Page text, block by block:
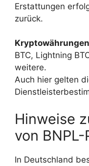
Erstattungen
zurück.
BTC, Lightning
weitere.
Auch hier gelten
Hinweise
von
In Deutschland